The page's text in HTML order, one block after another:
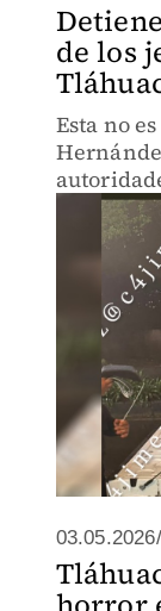
de los
Esta no
03.05.2026/